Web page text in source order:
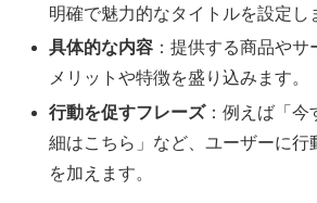
明確で魅力的なタイトルを設定し
具体的な内容 ：提供する商品や
メリットや特徴を盛り込みます。
行動を促すフレーズ：例えば「今
細はこちら」など、ユーザーに行
を加えます。